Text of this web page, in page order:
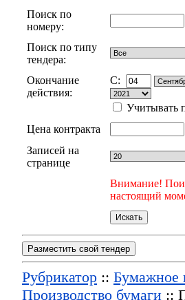
Поиск по
номеру:
Поиск по типу
тендера:
Окончание
действия:
C:
Учитывать
Цена контракта
Записей на
странице
Внимание!
настоящий
Разместить свой тендер
Рубрикатор :: Бумажное
Производство бумаги ::